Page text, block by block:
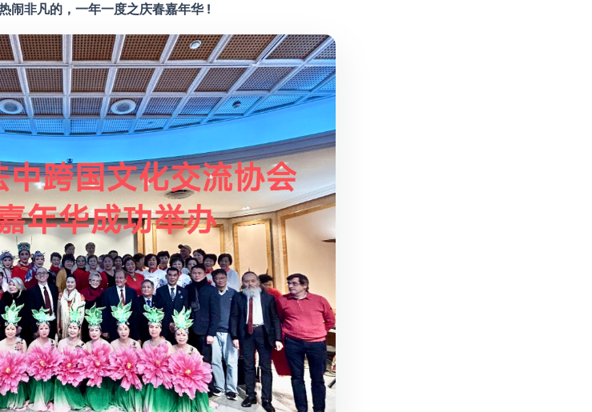
闹非凡的，一年一度之庆春嘉年华 !